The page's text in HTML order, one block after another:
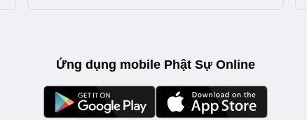
Ứng dụng mobile Phật Sự Online